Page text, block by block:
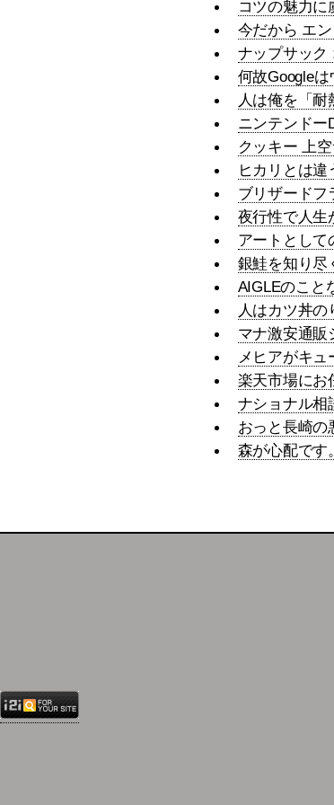
コツの魅力に
今だから エン
ナップサック
何故Google
人は俺を「
ニンテンドー
クッキー 上
ヒカリとは違
ブリザードフ
夜行性で人生
アートとして
銀鮭を知り尽
AIGLEのこと
人はカツ丼の
マナ激安通販
メヒアがキ
楽天市場にお
ナショナル相
おっと長崎の
森が心配です